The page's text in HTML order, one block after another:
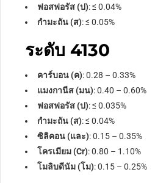
ฟอสฟอรัส (ป):≤ 0.04%
กำมะถัน (ส):≤ 0.05%
ระดับ 4130
คาร์บอน (ค): 0.28 – 0.33%
แมงกานีส (มน): 0.40 – 0.60%
ฟอสฟอรัส (ป):≤ 0.035%
กำมะถัน (ส):≤ 0.04%
ซิลิคอน (และ): 0.15 – 0.35%
โครเมียม (Cr): 0.80 – 1.10%
โมลิบดีนัม (โม): 0.15 – 0.25%